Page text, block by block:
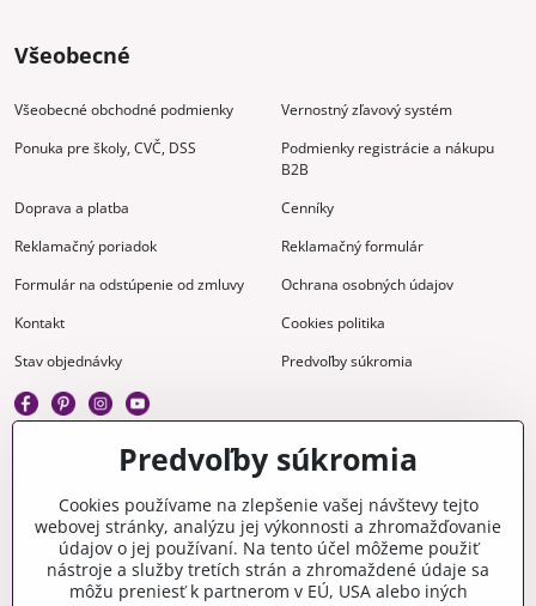
Všeobecné
Všeobecné obchodné podmienky
Vernostný zľavový systém
Ponuka pre školy, CVČ, DSS
Podmienky registrácie a nákupu
B2B
Doprava a platba
Cenníky
Reklamačný poriadok
Reklamačný formulár
Formulár na odstúpenie od zmluvy
Ochrana osobných údajov
Kontakt
Cookies politika
Stav objednávky
Predvoľby súkromia
Gravírovanie
Materiály na stiahnutie
Videonávody
Blog
Predvoľby súkromia
Cookies používame na zlepšenie vašej návštevy tejto
webovej stránky, analýzu jej výkonnosti a zhromažďovanie
údajov o jej používaní. Na tento účel môžeme použiť
nástroje a služby tretích strán a zhromaždené údaje sa
môžu preniesť k partnerom v EÚ, USA alebo iných